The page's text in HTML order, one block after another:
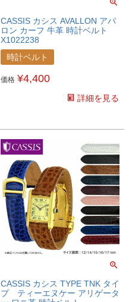
CASSIS カシス AVALLON アバ
ロン カーフ 牛革 時計ベルト
X1022238
時計ベルト
価格 ¥4,400
詳細を見る
CASSIS カシス TYPE TNK タイ
プ ティーエヌケー アリゲータ